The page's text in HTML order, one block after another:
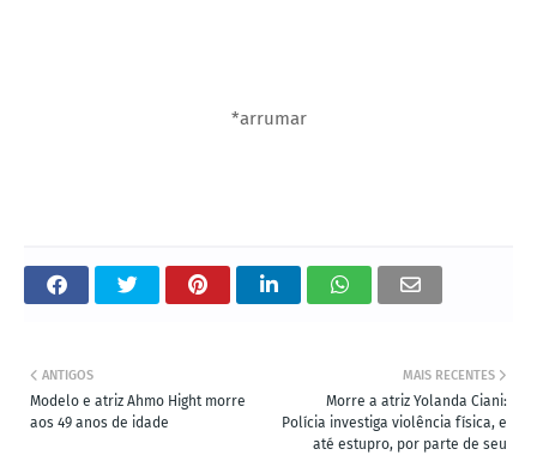
*arrumar
MAIS RECENTES
Morre a atriz Yolanda Ciani:
Polícia investiga violência física, e
até estupro, por parte de seu
ANTIGOS
Modelo e atriz Ahmo Hight morre
aos 49 anos de idade